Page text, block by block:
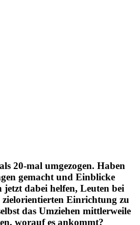
20-mal umgezogen. Haben
gemacht und Einblicke
jetzt dabei helfen, Leuten bei
Einrichtung zu
das Umziehen mittlerweile
worauf es ankommt?